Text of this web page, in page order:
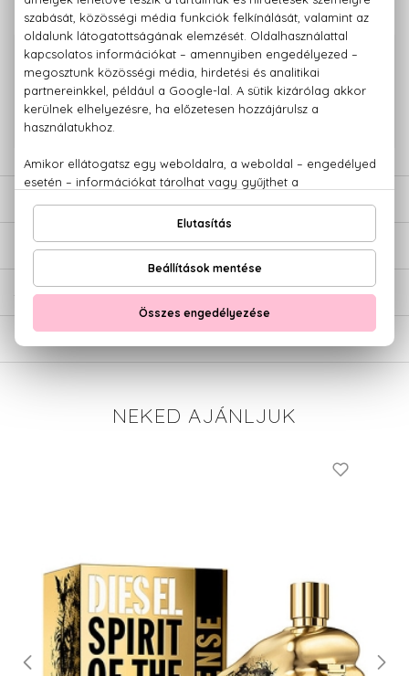
100% eredeti termékek,14 napos visszaküldési garanciával
Kérdésed van, elakadtál? Hívd ügyfélszolgálatunkat: +36 20
779 1926
ÉRTÉKELÉSEK (0)
SZÁLLÍTÁS
NEKED AJÁNLJUK